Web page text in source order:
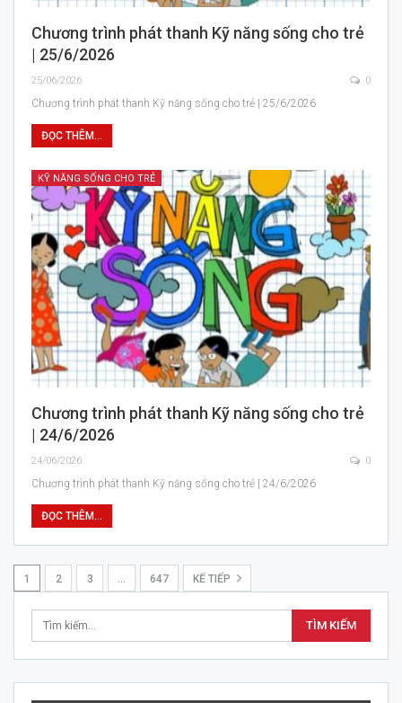
Chương trình phát thanh Kỹ năng sống cho trẻ
| 25/6/2026
25/06/2026 0
Chương trình phát thanh Kỹ năng sống cho trẻ | 25/6/2026
ĐỌC THÊM...
KỸ NĂNG SỐNG CHO TRẺ
Chương trình phát thanh Kỹ năng sống cho trẻ
| 24/6/2026
24/06/2026 0
Chương trình phát thanh Kỹ năng sống cho trẻ | 24/6/2026
ĐỌC THÊM...
1 2 3 647 KẾ TIẾP